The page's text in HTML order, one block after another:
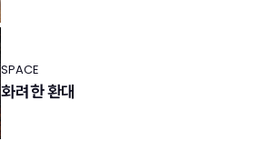
SPACE
화려한 환대